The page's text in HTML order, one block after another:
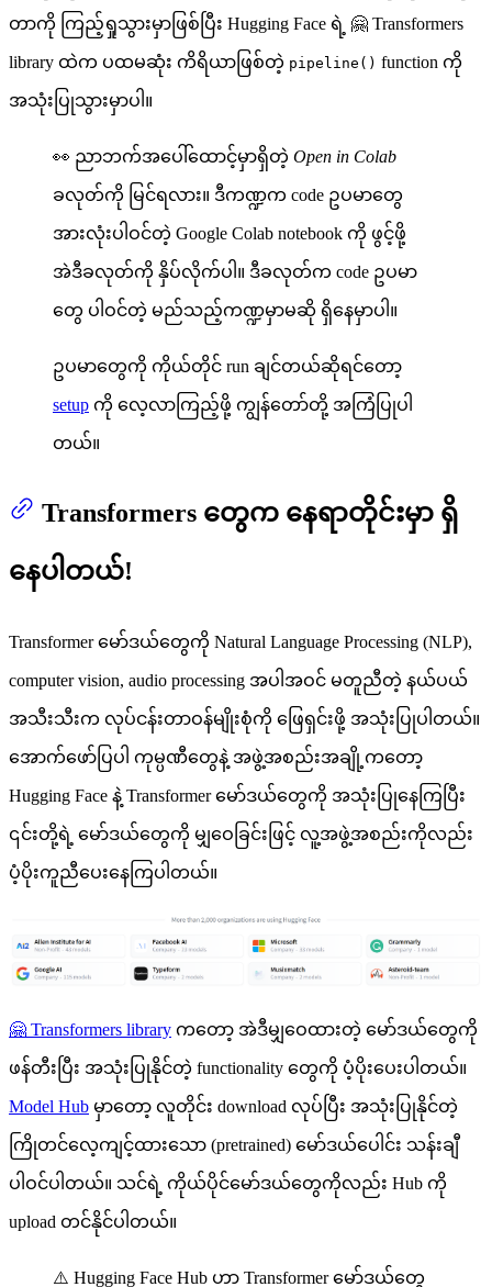
တာကို ကြည့်ရှုသွားမှာဖြစ်ပြီး Hugging Face ရဲ့ 🤗 Transformers
library ထဲက ပထမဆုံး ကိရိယာဖြစ်တဲ့ pipeline() function ကို
အသုံးပြုသွားမှာပါ။
👀 ညာဘက်အပေါ်ထောင့်မှာရှိတဲ့ Open in Colab
ခလုတ်ကို မြင်ရလား။ ဒီကဏ္ဍက code ဥပမာတွေ
အားလုံးပါဝင်တဲ့ Google Colab notebook ကို ဖွင့်ဖို့
အဲဒီခလုတ်ကို နှိပ်လိုက်ပါ။ ဒီခလုတ်က code ဥပမာ
တွေ ပါဝင်တဲ့ မည်သည့်ကဏ္ဍမှာမဆို ရှိနေမှာပါ။
ဥပမာတွေကို ကိုယ်တိုင် run ချင်တယ်ဆိုရင်တော့
setup ကို လေ့လာကြည့်ဖို့ ကျွန်တော်တို့ အကြံပြုပါ
တယ်။
Transformers တွေက နေရာတိုင်းမှာ ရှိ
နေပါတယ်!
Transformer မော်ဒယ်တွေကို Natural Language Processing (NLP),
computer vision, audio processing အပါအဝင် မတူညီတဲ့ နယ်ပယ်
အသီးသီးက လုပ်ငန်းတာဝန်မျိုးစုံကို ဖြေရှင်းဖို့ အသုံးပြုပါတယ်။
အောက်ဖော်ပြပါ ကုမ္ပဏီတွေနဲ့ အဖွဲ့အစည်းအချို့ကတော့
Hugging Face နဲ့ Transformer မော်ဒယ်တွေကို အသုံးပြုနေကြပြီး
၎င်းတို့ရဲ့ မော်ဒယ်တွေကို မျှဝေခြင်းဖြင့် လူ့အဖွဲ့အစည်းကိုလည်း
ပံ့ပိုးကူညီပေးနေကြပါတယ်။
🤗 Transformers library ကတော့ အဲဒီမျှဝေထားတဲ့ မော်ဒယ်တွေကို
ဖန်တီးပြီး အသုံးပြုနိုင်တဲ့ functionality တွေကို ပံ့ပိုးပေးပါတယ်။
Model Hub မှာတော့ လူတိုင်း download လုပ်ပြီး အသုံးပြုနိုင်တဲ့
ကြိုတင်လေ့ကျင့်ထားသော (pretrained) မော်ဒယ်ပေါင်း သန်းချီ
ပါဝင်ပါတယ်။ သင်ရဲ့ ကိုယ်ပိုင်မော်ဒယ်တွေကိုလည်း Hub ကို
upload တင်နိုင်ပါတယ်။
⚠️ Hugging Face Hub ဟာ Transformer မော်ဒယ်တွေ